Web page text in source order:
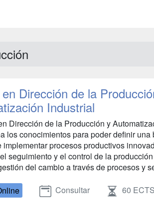
Dirección de la
Industrial
Dirección de la Producción y
los conocimientos para poder definir una
implementar procesos productivos
seguimiento y el control de la
del cambio a través de procesos y
Consultar 60 ECTS